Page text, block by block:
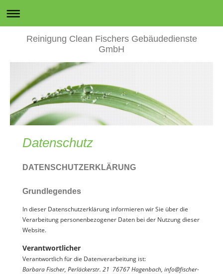
Reinigung Clean Fischers Gebäudedienste
GmbH
Datenschutz
DATENSCHUTZERKLÄRUNG
Grundlegendes
In dieser Datenschutzerklärung informieren wir Sie über die
Verarbeitung personenbezogener Daten bei der Nutzung dieser
Website.
Verantwortlicher
Verantwortlich für die Datenverarbeitung ist:
Barbara Fischer, Perläckerstr. 21 76767 Hagenbach, info@fischer-